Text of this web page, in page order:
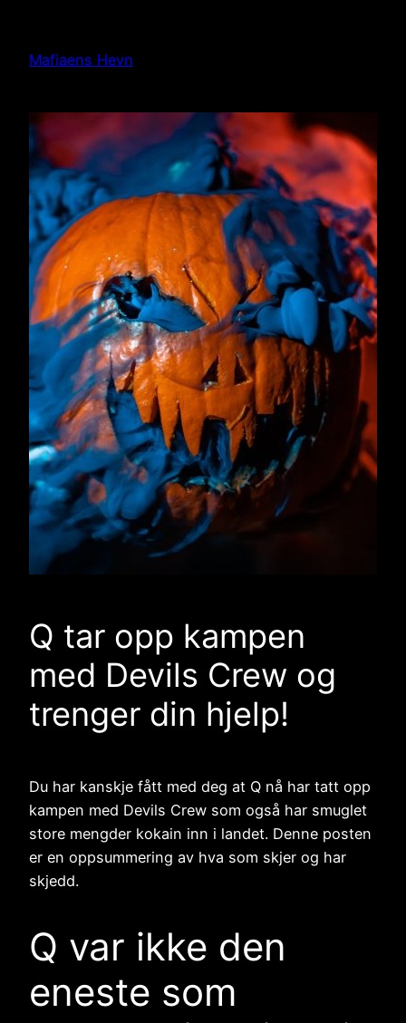
innhold
Mafiaens Hevn
Q tar opp kampen
med Devils Crew og
trenger din hjelp!
Du har kanskje fått med deg at Q nå har tatt opp
kampen med Devils Crew som også har smuglet
store mengder kokain inn i landet. Denne posten
er en oppsummering av hva som skjer og har
skjedd.
Q var ikke den
eneste som